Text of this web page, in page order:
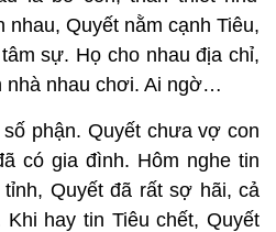
nhau, Quyết nằm cạnh Tiêu,
sự. Họ cho nhau địa chỉ,
nhà nhau chơi. Ai ngờ…
phận. Quyết chưa vợ con
có gia đình. Hôm nghe tin
Quyết đã rất sợ hãi, cả
hay tin Tiêu chết, Quyết